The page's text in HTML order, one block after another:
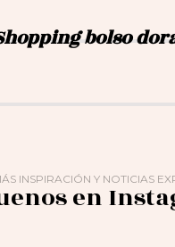
bolso
INSPIRACIÓN Y NOTICIAS
en